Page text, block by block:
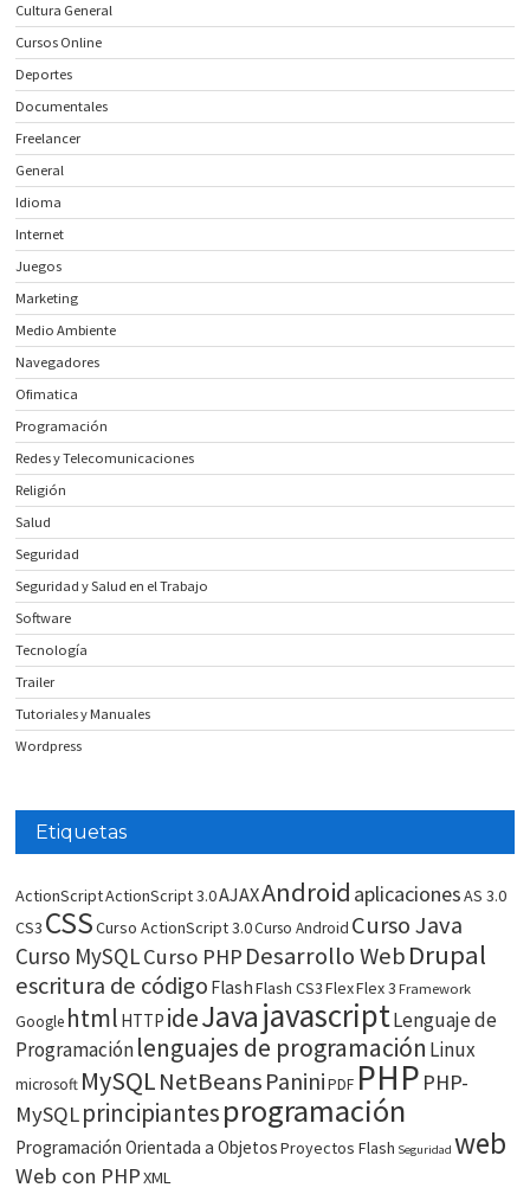
Cultura General
Cursos Online
Deportes
Documentales
Freelancer
General
Idioma
Internet
Juegos
Marketing
Medio Ambiente
Navegadores
Ofimatica
Programación
Redes y Telecomunicaciones
Religión
Salud
Seguridad
Seguridad y Salud en el Trabajo
Software
Tecnología
Trailer
Tutoriales y Manuales
Wordpress
Etiquetas
ActionScriptActionScript 3.0AJAXAndroid aplicacionesAS 3.0
CS3 CSSCurso ActionScript 3.0Curso Android Curso Java
Curso MySQLCurso PHP Desarrollo WebDrupal
escritura de código FlashFlash CS3FlexFlex 3 Framework
Google html HTTP ideJavajavascriptLenguaje de
Programaciónlenguajes de programación Linux
microsoft MySQLNetBeans Panini PDF PHP PHP-
MySQLprincipiantesprogramación
Programación Orientada a ObjetosProyectos Flash Seguridad web
Web con PHPXML